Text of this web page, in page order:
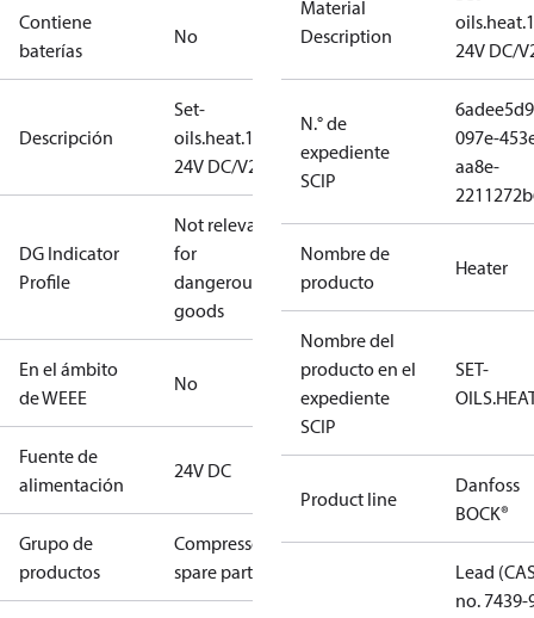
Contiene
baterías
No
Descripción
Set-
oils.heat.160W
24V DC/V2A
DG Indicator
Profile
Not relevant
for
dangerous
goods
En el ámbito
de WEEE
No
Fuente de
alimentación
24V DC
Grupo de
productos
Compressors
spare parts
Material
Description
24V DC/
N.° de
expediente
SCIP
097e-
aa8e-
Nombre de
producto
Heater
Nombre del
producto en el
expediente
SCIP
SET-
Product line
Danfoss
BOCK®
Lead
no. 7439-